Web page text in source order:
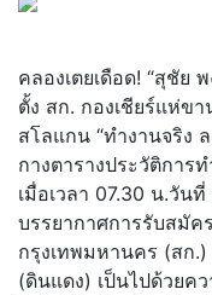
คลองเตยเดือด! “สุชัย
ตั้ง สก. กองเชียร์แห่ข
สโลแกน “ทำงานจริง
กางตารางประวัติกา
เมื่อเวลา 07.30 น.วัน
บรรยากาศการรับสมัค
กรุงเทพมหานคร (สก
(ดินแดง) เป็นไปด้วยค